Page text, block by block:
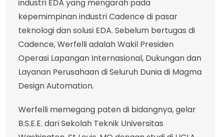
industri EDA yang mengarah pada
kepemimpinan industri Cadence di pasar
teknologi dan solusi EDA. Sebelum bertugas di
Cadence, Werfelli adalah Wakil Presiden
Operasi Lapangan Internasional, Dukungan dan
Layanan Perusahaan di Seluruh Dunia di Magma
Design Automation.
Werfelli memegang paten di bidangnya, gelar
B.S.E.E. dari Sekolah Teknik Universitas